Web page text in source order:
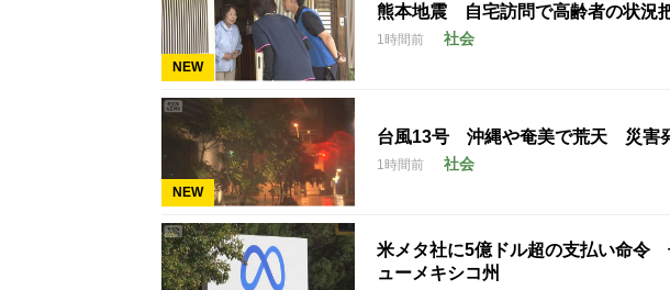
NEW
熊本地震 自宅訪問で高齢者の状況
1時間前 社会
NEW
台風13号 沖縄や奄美で荒天 災害
1時間前 社会
米メタ社に5億ドル超の支払い命
ューメキシコ州